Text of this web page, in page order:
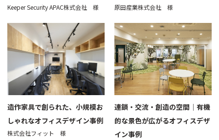
Keeper Security APAC株式会社 様 原田産業株式会社 様
造作家具で創られた、小規模お
しゃれなオフィスデザイン事例
株式会社フィット 様
連鎖・交流・創造の空間｜有機
的な景色が広がるオフィスデザ
イン事例